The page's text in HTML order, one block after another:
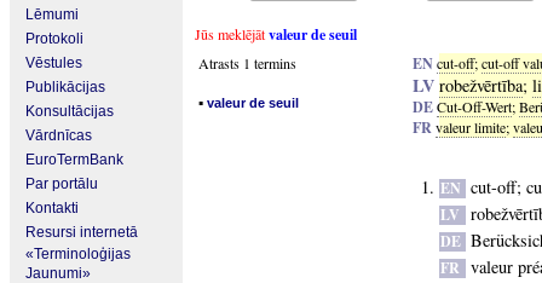
Lēmumi
Protokoli
Vēstules
Publikācijas
Konsultācijas
Vārdnīcas
EuroTermBank
Par portālu
Kontakti
Resursi internetā
«Terminoloģijas
Jaunumi»
Jūs meklējātvaleur de seuil
Atrasts 1 termins
▪ valeur de seuil
ENcut-off;cut-off
LV robežvērtība;
DECut-Off-Wert;
FRvaleur limite;
EN cut-off;
LV
DE
FR valeur